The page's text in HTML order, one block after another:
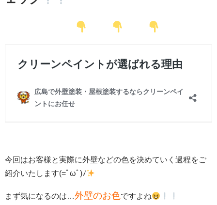
今回はお客様と実際に外壁などの色を決めていく過程をご
紹介いたします(=ﾟωﾟ)ﾉ
まず気になるのは…外壁のお色ですよね